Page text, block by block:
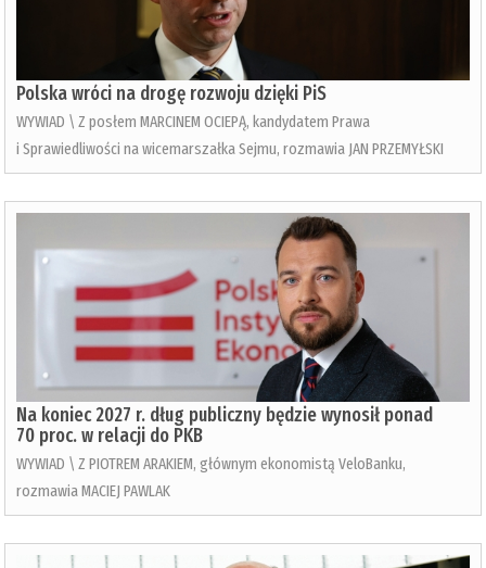
Polska wróci na drogę rozwoju dzięki PiS
WYWIAD \ Z posłem MARCINEM OCIEPĄ, kandydatem Prawa
i Sprawiedliwości na wicemarszałka Sejmu, rozmawia JAN PRZEMYŁSKI
Na koniec 2027 r. dług publiczny będzie wynosił ponad
70 proc. w relacji do PKB
WYWIAD \ Z PIOTREM ARAKIEM, głównym ekonomistą VeloBanku,
rozmawia MACIEJ PAWLAK